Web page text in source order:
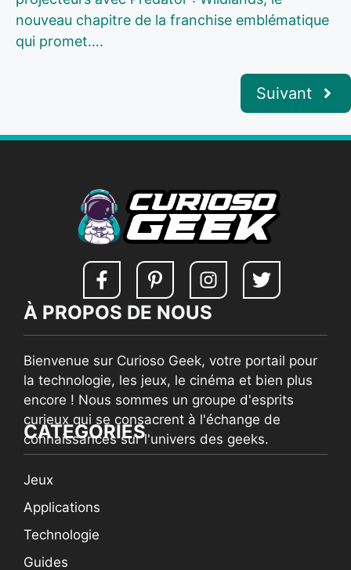
nouveau chapitre de la franchise emblématique
qui promet….
Suivant
À PROPOS DE NOUS
Bienvenue sur Curioso Geek, votre portail pour
la technologie, les jeux, le cinéma et bien plus
encore ! Nous sommes un groupe d'esprits
curieux qui se consacrent à l'échange de
connaissances sur l'univers des geeks.
CATEGORIES
Jeux
Applications
Technologie
Guides